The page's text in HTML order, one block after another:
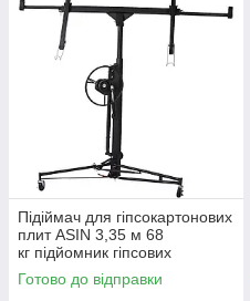
Підіймач для гіпсокартонових
плит ASIN 3,35 м 68
кг підйомник гіпсових
панелей стійка для монтажу
гіпсокартону
Готово до відправки